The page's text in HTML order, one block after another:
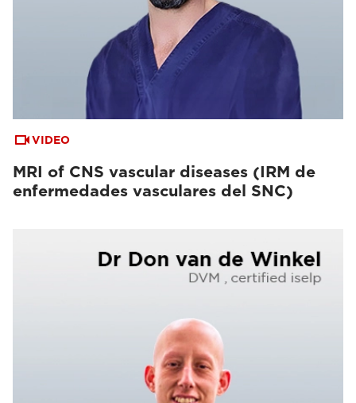
VIDEO
MRI of CNS vascular diseases (IRM de
enfermedades vasculares del SNC)